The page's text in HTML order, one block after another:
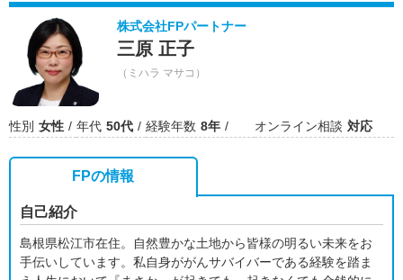
株式会社FPパートナー
三原 正子
（ミハラ マサコ）
性別 女性 年代 50代 経験年数 8年 オンライン相談 対応
FPの情報
自己紹介
島根県松江市在住。自然豊かな土地から皆様の明るい未来をお
手伝いしています。私自身ががんサバイバーである経験を踏ま